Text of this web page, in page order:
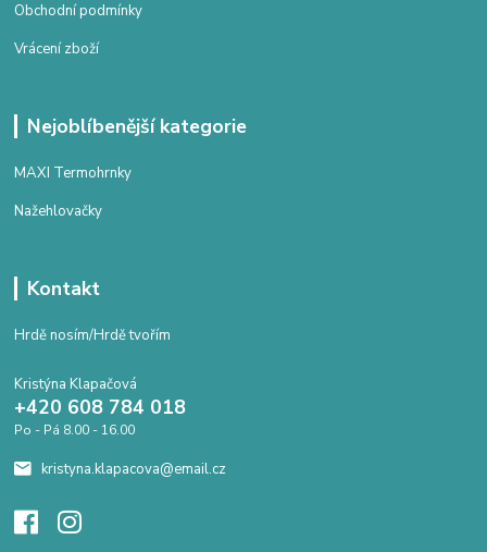
Obchodní podmínky
Vrácení zboží
Nejoblíbenější kategorie
MAXI Termohrnky
Nažehlovačky
Kontakt
Hrdě nosím/Hrdě tvořím
Kristýna Klapačová
+420 608 784 018
Po - Pá 8.00 - 16.00
kristyna.klapacova@email.cz